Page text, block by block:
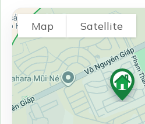
Map Satellite